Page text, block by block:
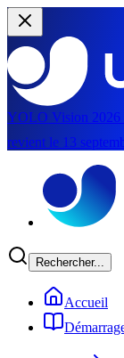
YOLO Vision 2026
revient le 13
Rechercher...
Accueil